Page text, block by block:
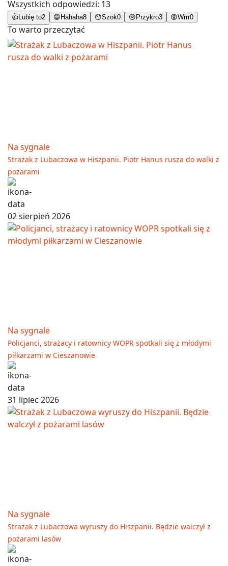
Wszystkich odpowiedzi: 13
👍 Lubię to2 😄 Hahaha8 😯Szok0 😢 Przykro3 😡Wrrr0
To warto przeczytać
Na sygnale
Strażak z Lubaczowa w Hiszpanii. Piotr Hanus rusza do walki z
pożarami
02 sierpień 2026
Na sygnale
Policjanci, strażacy i ratownicy WOPR spotkali się z młodymi
piłkarzami w Cieszanowie
31 lipiec 2026
Na sygnale
Strażak z Lubaczowa wyruszy do Hiszpanii. Będzie walczył z
pożarami lasów